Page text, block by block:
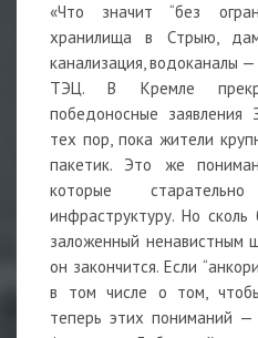
«Что значит “без
хранилища в Стрыю,
канализация, водоканалы
ТЭЦ. В Кремле
победоносные заявления
тех пор, пока жители
пакетик. Это же
которые
инфраструктуру. Но
заложенный ненавистным
он закончится. Если
в том числе о том,
теперь этих пониманий